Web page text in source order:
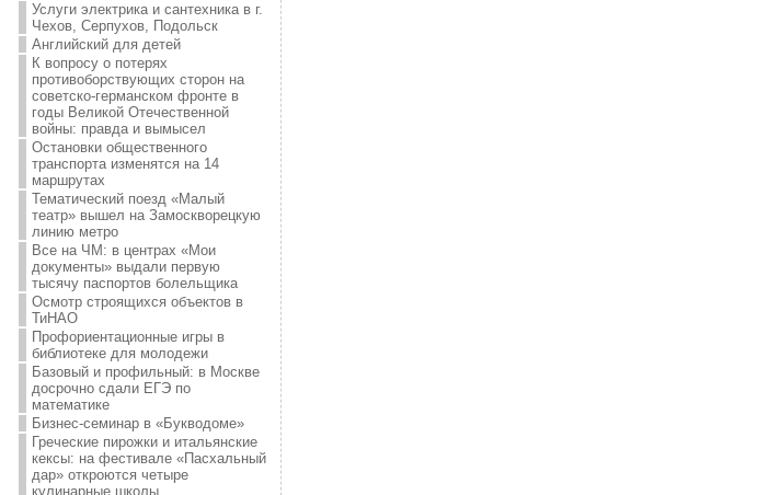
Услуги электрика и сантехника в г.
Чехов, Серпухов, Подольск
Английский для детей
К вопросу о потерях
противоборствующих сторон на
советско-германском фронте в
годы Великой Отечественной
войны: правда и вымысел
Остановки общественного
транспорта изменятся на 14
маршрутах
Тематический поезд «Малый
театр» вышел на Замоскворецкую
линию метро
Все на ЧМ: в центрах «Мои
документы» выдали первую
тысячу паспортов болельщика
Осмотр строящихся объектов в
ТиНАО
Профориентационные игры в
библиотеке для молодежи
Базовый и профильный: в Москве
досрочно сдали ЕГЭ по
математике
Бизнес-семинар в «Букводоме»
Греческие пирожки и итальянские
кексы: на фестивале «Пасхальный
дар» откроются четыре
кулинарные школы